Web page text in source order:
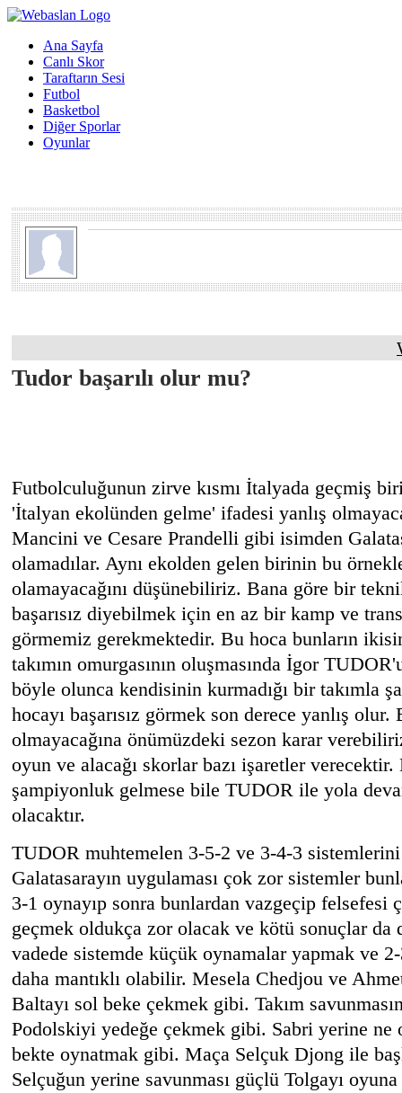
Ana Sayfa
Canlı Skor
Taraftarın Sesi
Futbol
Basketbol
Diğer Sporlar
Oyunlar
Tudor başarılı olur mu?
Futbolculuğunun zirve kısmı İtalyada geçmiş
'İtalyan ekolünden gelme' ifadesi yanlış
Mancini ve Cesare Prandelli gibi isimden
olamadılar. Aynı ekolden gelen birinin bu
olamayacağını düşünebiliriz. Bana göre bir
başarısız diyebilmek için en az bir kamp ve
görmemiz gerekmektedir. Bu hoca bunların
takımın omurgasının oluşmasında İgor
böyle olunca kendisinin kurmadığı bir takımla
hocayı başarısız görmek son derece yanlış olur.
olmayacağına önümüzdeki sezon karar
oyun ve alacağı skorlar bazı işaretler
şampiyonluk gelmese bile TUDOR ile yola
olacaktır.
TUDOR muhtemelen 3-5-2 ve 3-4-3
Galatasarayın uygulaması çok zor sistemler
3-1 oynayıp sonra bunlardan vazgeçip felsefesi
geçmek oldukça zor olacak ve kötü sonuçlar da
vadede sistemde küçük oynamalar yapmak ve
daha mantıklı olabilir. Mesela Chedjou ve
Baltayı sol beke çekmek gibi. Takım
Podolskiyi yedeğe çekmek gibi. Sabri yerine ne
bekte oynatmak gibi. Maça Selçuk Djong ile
Selçuğun yerine savunması güçlü Tolgayı